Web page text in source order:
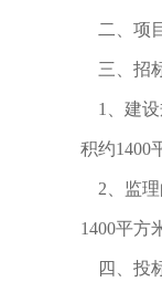
二、项
三、招
1、建设
积约1400
2、监理
1400平方
四、投